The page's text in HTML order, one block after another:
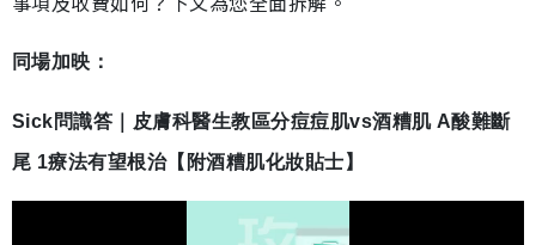
同場加映：
Sick問識答｜皮膚科醫生教區分痘痘肌vs酒糟肌 A酸難斷
尾 1療法有望根治【附酒糟肌化妝貼士】